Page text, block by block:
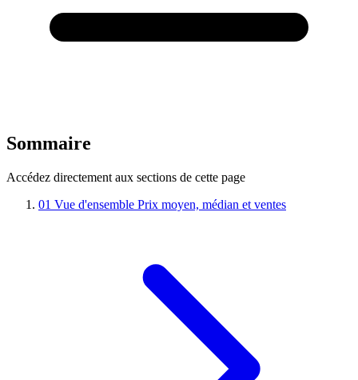
Sommaire
Accédez directement aux sections de cette page
01 Vue d'ensemble Prix moyen, médian et ventes